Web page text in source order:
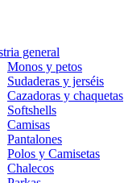
general
Monos y petos
Sudaderas y jerséis
Cazadoras y chaquetas
Softshells
Camisas
Pantalones
Polos y Camisetas
Chalecos